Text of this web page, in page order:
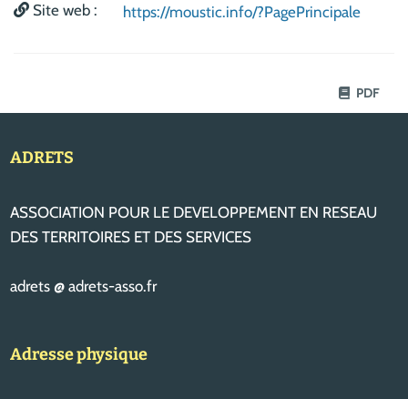
Site web : https://moustic.info/?PagePrincipale
PDF
ADRETS
ASSOCIATION POUR LE DEVELOPPEMENT EN RESEAU
DES TERRITOIRES ET DES SERVICES
adrets @ adrets-asso.fr
Adresse physique